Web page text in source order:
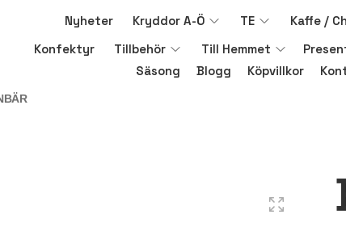
Nyheter Kryddor A-Ö TE Kaffe /
Konfektyr
Tillbehör Till Hemmet
Säsong
Blogg Köpvillkor